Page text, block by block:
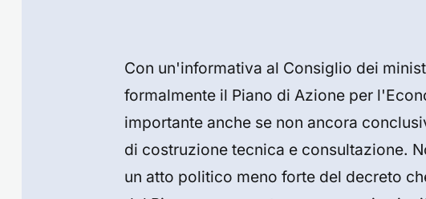
Con un'informativa al Consiglio dei
formalmente il Piano di Azione per
importante anche se non ancora
di costruzione tecnica e consultazione.
un atto politico meno forte del decreto